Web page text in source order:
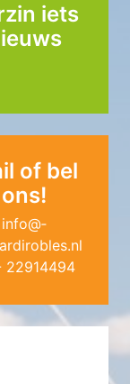
iets
of bel
ons!
info@­
22914494